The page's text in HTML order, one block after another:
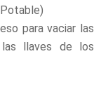
para vaciar las
llaves de los